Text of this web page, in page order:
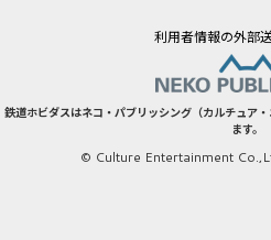
利用者情報の外部
鉄道ホビダスはネコ・パブリッシング（カルチュア
ます。
© Culture Entertainment